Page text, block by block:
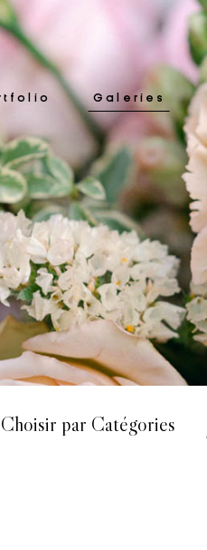
Galeries
Choisir par Catégories